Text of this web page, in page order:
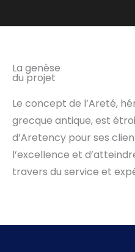
La genèse
du projet
Le concept de l’Areté,
grecque antique, est
d’Aretency pour ses
l’excellence et
travers du service et